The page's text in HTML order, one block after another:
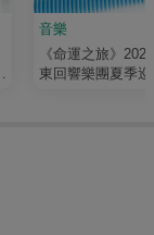
音樂
《命運之旅》
東回響樂團夏季巡